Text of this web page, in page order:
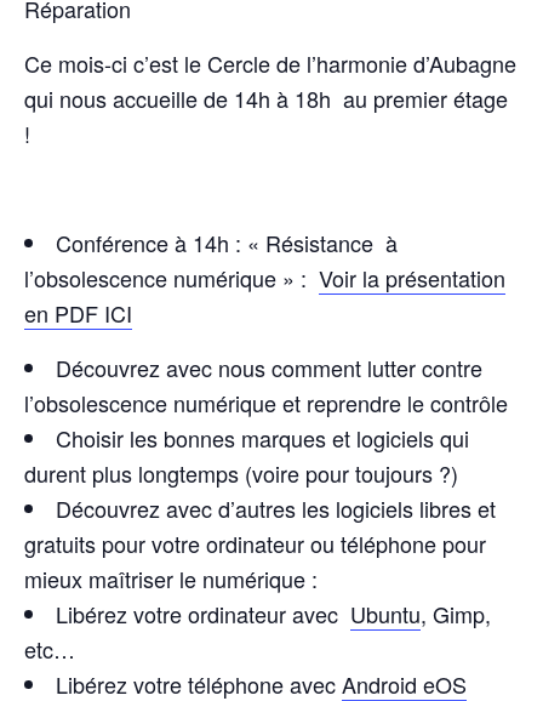
Réparation
Ce mois-ci c’est le Cercle de l’harmonie d’Aubagne
qui nous accueille de 14h à 18h au premier étage
!
Conférence à 14h : « Résistance à
l’obsolescence numérique » : Voir la présentation
en PDF ICI
Découvrez avec nous comment lutter contre
l’obsolescence numérique et reprendre le contrôle
Choisir les bonnes marques et logiciels qui
durent plus longtemps (voire pour toujours ?)
Découvrez avec d’autres les logiciels libres et
gratuits pour votre ordinateur ou téléphone pour
mieux maîtriser le numérique :
Libérez votre ordinateur avec Ubuntu, Gimp,
etc…
Libérez votre téléphone avecAndroid eOS